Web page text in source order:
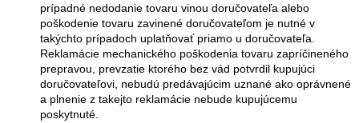
prípadné nedodanie tovaru vinou doručovateľa alebo
poškodenie tovaru zavinené doručovateľom je nutné v
takýchto prípadoch uplatňovať priamo u doručovateľa.
Reklamácie mechanického poškodenia tovaru zapríčineného
prepravou, prevzatie ktorého bez vád potvrdil kupujúci
doručovateľovi, nebudú predávajúcim uznané ako oprávnené
a plnenie z takejto reklamácie nebude kupujúcemu
poskytnuté.